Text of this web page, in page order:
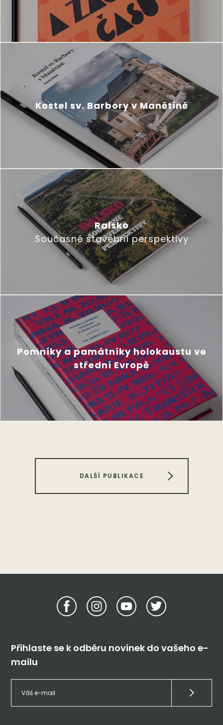
Kostel sv. Barbory v Manětíně
Ralsko
Současné stavební perspektivy
Pomníky a památníky holokaustu ve
střední Evropě
DALŠÍ PUBLIKACE
Přihlaste se k odběru novinek do vašeho e-
mailu